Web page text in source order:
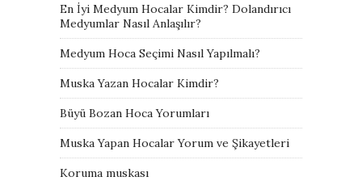
En İyi Medyum Hocalar Kimdir? Dolandırıcı
Medyumlar Nasıl Anlaşılır?
Medyum Hoca Seçimi Nasıl Yapılmalı?
Muska Yazan Hocalar Kimdir?
Büyü Bozan Hoca Yorumları
Muska Yapan Hocalar Yorum ve Şikayetleri
Koruma muskası